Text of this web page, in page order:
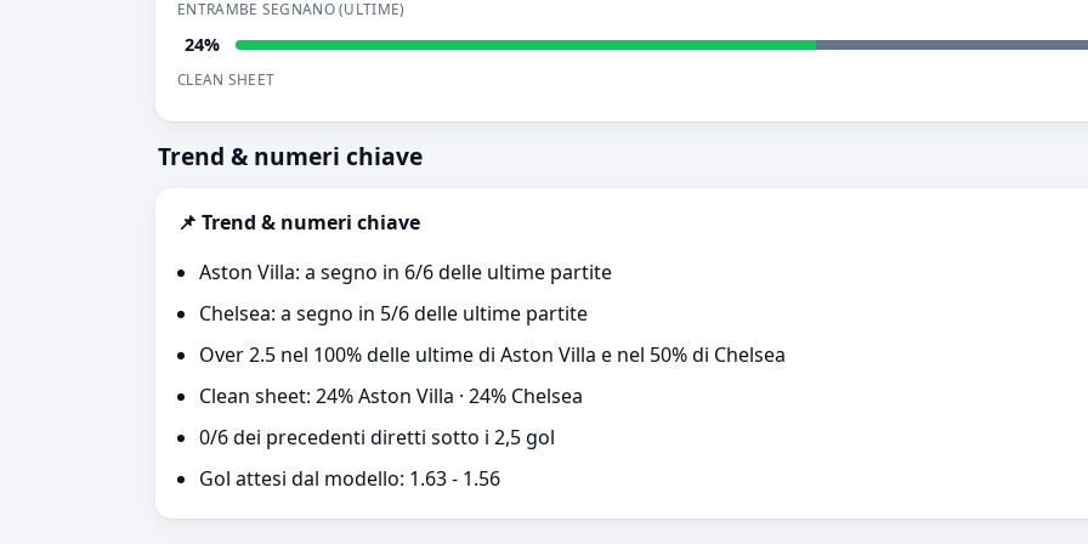
ENTRAMBE SEGNANO (ULTIME)
24%
CLEAN SHEET
Trend & numeri chiave
📌 Trend & numeri chiave
Aston Villa: a segno in 6/6 delle ultime partite
Chelsea: a segno in 5/6 delle ultime partite
Over 2.5 nel 100% delle ultime di Aston Villa e nel 50% di Chelsea
Clean sheet: 24% Aston Villa · 24% Chelsea
0/6 dei precedenti diretti sotto i 2,5 gol
Gol attesi dal modello: 1.63 - 1.56